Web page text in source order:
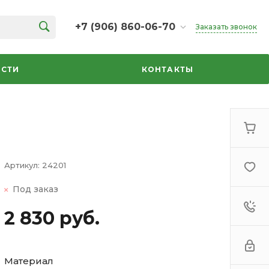
+7 (906) 860-06-70
+7 (906) 860-06-70
г. Челябинск, ТК Кольцо,
секция 35
Заказать звонок
КОНТАКТЫ
Артикул: 24201
Под заказ
2 830 руб.
Материал